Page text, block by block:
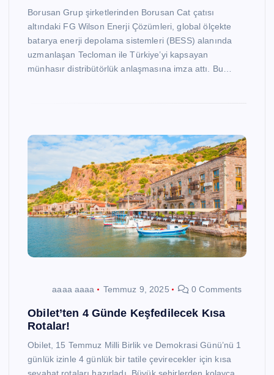
Borusan Grup şirketlerinden Borusan Cat çatısı
altındaki FG Wilson Enerji Çözümleri, global ölçekte
batarya enerji depolama sistemleri (BESS) alanında
uzmanlaşan Tecloman ile Türkiye’yi kapsayan
münhasır distribütörlük anlaşmasına imza attı. Bu…
aaaa aaaa Temmuz 9, 2025 0 Comments
Obilet’ten 4 Günde Keşfedilecek Kısa
Rotalar!
Obilet, 15 Temmuz Milli Birlik ve Demokrasi Günü’nü 1
günlük izinle 4 günlük bir tatile çevirecekler için kısa